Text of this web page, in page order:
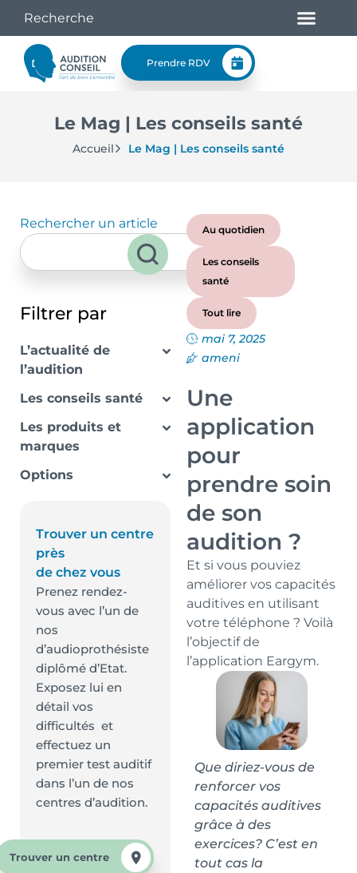
Prendre RDV
Le Mag | Les conseils santé
Accueil Le Mag | Les conseils santé
Rechercher un article
Filtrer par
L’actualité de
l’audition
Les conseils santé
Les produits et
marques
Options
Trouver un centre
près
de chez vous
Prenez rendez-
vous avec l’un de
nos
d’audioprothésiste
diplômé d’Etat.
Exposez lui en
détail vos
difficultés et
effectuez un
premier test auditif
dans l’un de nos
centres d’audition.
Trouver un centre
Au quotidien
Les conseils
santé
Tout lire
mai 7, 2025
ameni
Une
application
pour
prendre soin
de son
audition ?
Et si vous pouviez
améliorer vos capacités
auditives en utilisant
votre téléphone ? Voilà
l’objectif de
l’application Eargym.
Que diriez-vous de
renforcer vos
capacités auditives
grâce à des
exercices? C’est en
tout cas la